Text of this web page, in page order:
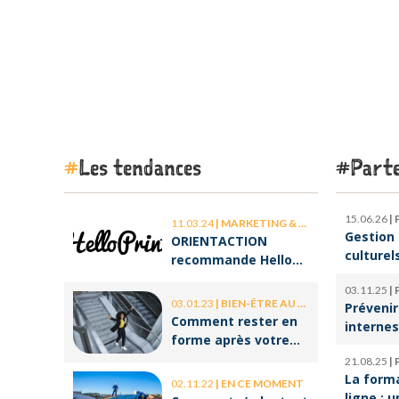
Les tendances
11.03.24| MARKETING & COMMUNICATION
ORIENTACTION
recommande Hello
des stickers et des
brochures
03.01.23 | BIEN-ÊTRE AU TRAVAIL
Comment rester en
forme après votre
02.11.22 | EN CE MOMENT
15.06.26 |
l’ombre
la
03.11.25 |
serein
21.08.25 |
La